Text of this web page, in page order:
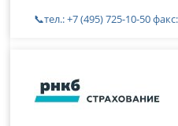
📞тел.: +7 (495) 725-10-50